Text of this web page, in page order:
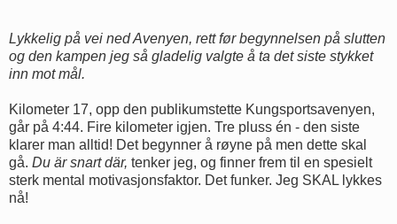
Lykkelig på vei ned Avenyen, rett før begynnelsen på slutten
og den kampen jeg så gladelig valgte å ta det siste stykket
inn mot mål.
Kilometer 17, opp den publikumstette Kungsportsavenyen,
går på 4:44. Fire kilometer igjen. Tre pluss én - den siste
klarer man alltid! Det begynner å røyne på men dette skal
gå. Du är snart där, tenker jeg, og finner frem til en spesielt
sterk mental motivasjonsfaktor. Det funker. Jeg SKAL lykkes
nå!